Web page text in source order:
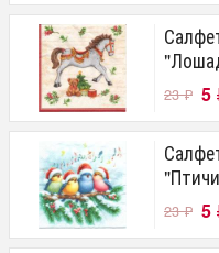
23₽ 5
23₽ 5